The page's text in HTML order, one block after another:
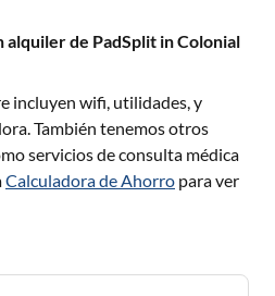
de PadSplit in Colonial
incluyen wifi, utilidades, y
También tenemos otros
servicios de consulta médica
Calculadora de Ahorro para ver